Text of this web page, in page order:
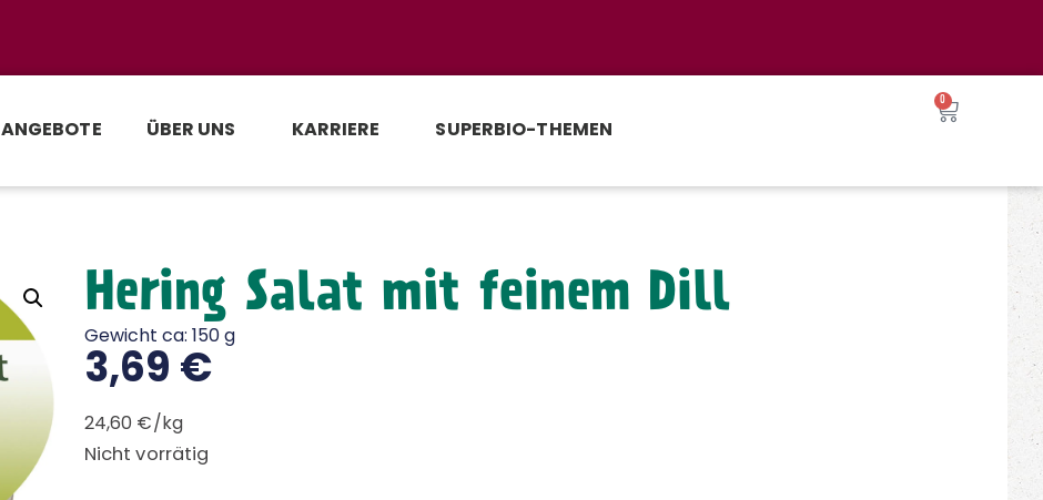
ANGEBOTE ÜBER UNS KARRIERE SUPERBIO-THEMEN
0
Hering Salat mit feinem Dill
Gewicht ca: 150 g
3,69 €
24,60 €/kg
Nicht vorrätig